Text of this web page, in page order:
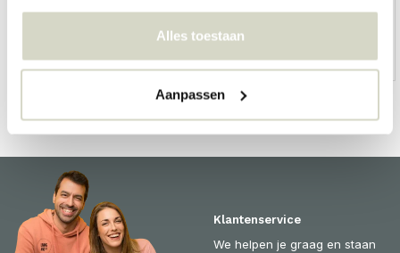
Alles toestaan
Aanpassen
HKliving Living and Company
Klantenservice
We helpen je graag en staan